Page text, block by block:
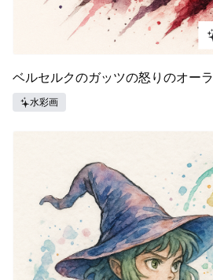
ベルセルクのガッツの怒りのオーラ
水彩画